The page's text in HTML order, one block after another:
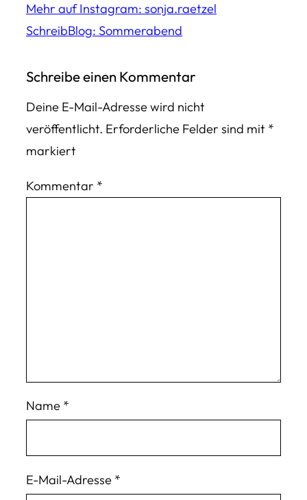
Mehr auf Instagram: sonja.raetzel
SchreibBlog: Sommerabend
Schreibe einen Kommentar
Deine E-Mail-Adresse wird nicht
veröffentlicht. Erforderliche Felder sind mit *
markiert
Kommentar *
Name *
E-Mail-Adresse *